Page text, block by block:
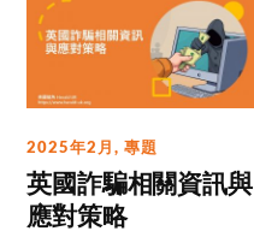
2025年2月,專題
英國詐騙相關資訊與
應對策略